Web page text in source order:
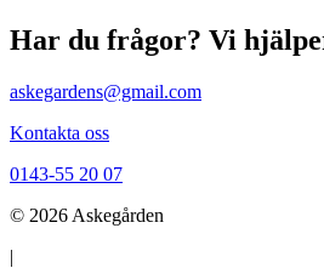
Har du frågor? Vi
askegardens@gmail.com
Kontakta oss
0143-55 20 07
© 2026 Askegården
|